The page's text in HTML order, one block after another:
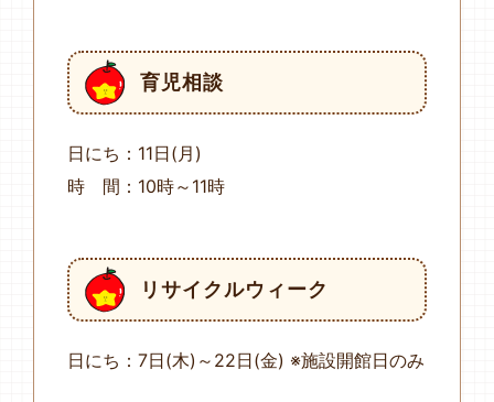
育児相談
日にち：11日(月)
時 間：10時～11時
リサイクルウィーク
日にち：7日(木)～22日(金) ※施設開館日のみ